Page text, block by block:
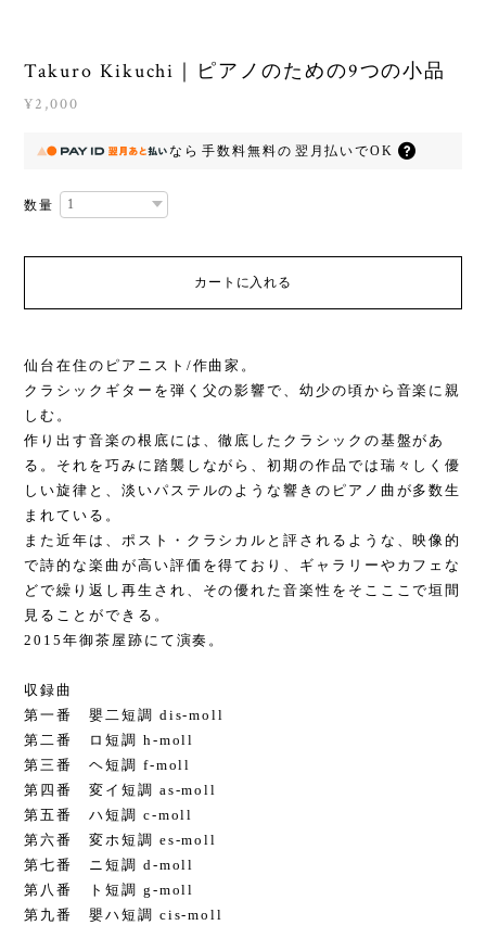
Takuro Kikuchi｜ピアノのための9つの小品
¥2,000
なら 手数料無料の 翌月払いでOK
数量
カートに入れる
仙台在住のピアニスト/作曲家。
クラシックギターを弾く父の影響で、幼少の頃から音楽に親
しむ。
作り出す音楽の根底には、徹底したクラシックの基盤があ
る。それを巧みに踏襲しながら、初期の作品では瑞々しく優
しい旋律と、淡いパステルのような響きのピアノ曲が多数生
まれている。
また近年は、ポスト・クラシカルと評されるような、映像的
で詩的な楽曲が高い評価を得ており、ギャラリーやカフェな
どで繰り返し再生され、その優れた音楽性をそこここで垣間
見ることができる。
2015年御茶屋跡にて演奏。
収録曲
第一番 嬰二短調 dis-moll
第二番 ロ短調 h-moll
第三番 ヘ短調 f-moll
第四番 変イ短調 as-moll
第五番 ハ短調 c-moll
第六番 変ホ短調 es-moll
第七番 ニ短調 d-moll
第八番 ト短調 g-moll
第九番 嬰ハ短調 cis-moll